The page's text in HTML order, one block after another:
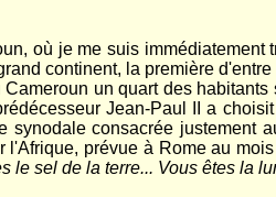
où je me suis
continent, la première
un quart des
Jean-Paul II a
synodale consacrée justement
prévue à Rome au
le sel de la terre... Vous êtes la